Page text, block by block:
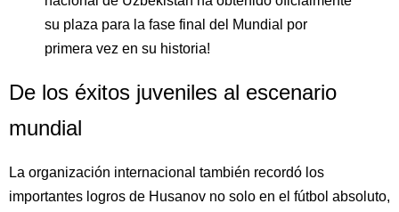
su plaza para la fase final del Mundial por
primera vez en su historia!
De los éxitos juveniles al escenario
mundial
La organización internacional también recordó los
importantes logros de Husanov no solo en el fútbol absoluto,